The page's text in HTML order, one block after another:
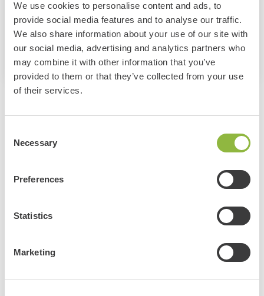
We use cookies to personalise content and ads, to
provide social media features and to analyse our traffic.
We also share information about your use of our site with
our social media, advertising and analytics partners who
may combine it with other information that you’ve
provided to them or that they’ve collected from your use
of their services.
Selection
Necessary
Preferences
Statistics
Marketing
Volwassene: Gratis
Kind: Gratis
Website evenement
Bekijk ook deze evenementen:
Meer informatie
Delen